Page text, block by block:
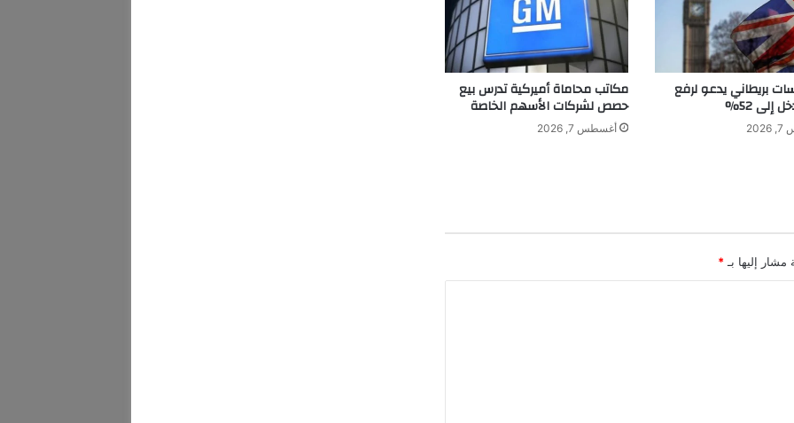
ف
ي
ا
ر
بريطاني يدعو لرفع
إلى 52%
مكاتب محاماة أميركية تدرس بيع
حصص لشركات الأسهم الخاصة
أغسطس 7, 2026
مشار إليها بـ *